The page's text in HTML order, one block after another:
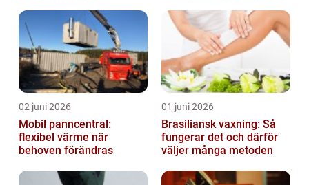
02 juni 2026
Mobil panncentral:
flexibel värme när
behoven förändras
01 juni 2026
Brasiliansk vaxning: Så
fungerar det och därför
väljer många metoden